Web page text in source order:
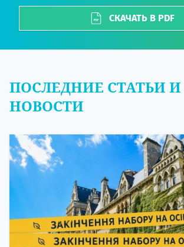
СКАЧАТЬ В PDF
ПОСЛЕДНИЕ СТАТЬИ И
НОВОСТИ